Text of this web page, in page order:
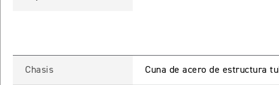
Chasis Cuna de acero de estructura
INGRESO